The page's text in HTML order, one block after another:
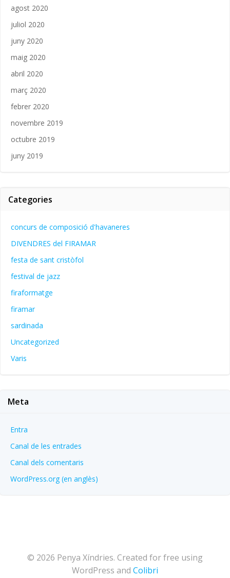
agost 2020
juliol 2020
juny 2020
maig 2020
abril 2020
març 2020
febrer 2020
novembre 2019
octubre 2019
juny 2019
Categories
concurs de composició d'havaneres
DIVENDRES del FIRAMAR
festa de sant cristòfol
festival de jazz
firaformatge
firamar
sardinada
Uncategorized
Varis
Meta
Entra
Canal de les entrades
Canal dels comentaris
WordPress.org (en anglès)
© 2026 Penya Xíndries. Created for free using
WordPress and Colibri